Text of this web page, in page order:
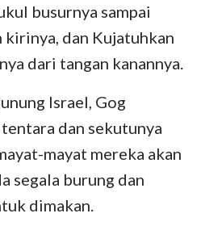
Yunus
Nahum
Zefanya
Zakharia
busurnya sampai
kirinya, dan Kujatuhkan
dari tangan kanannya.
Israel, Gog
dan sekutunya
mayat mereka akan
segala burung dan
dimakan.